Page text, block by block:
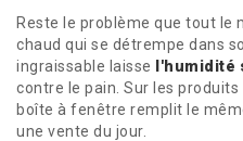
Reste le problème que tout le
chaud qui se détrempe dans
ingraissable laisse
l'humidité
contre le pain. Sur les
boîte à fenêtre remplit le
une vente du jour.